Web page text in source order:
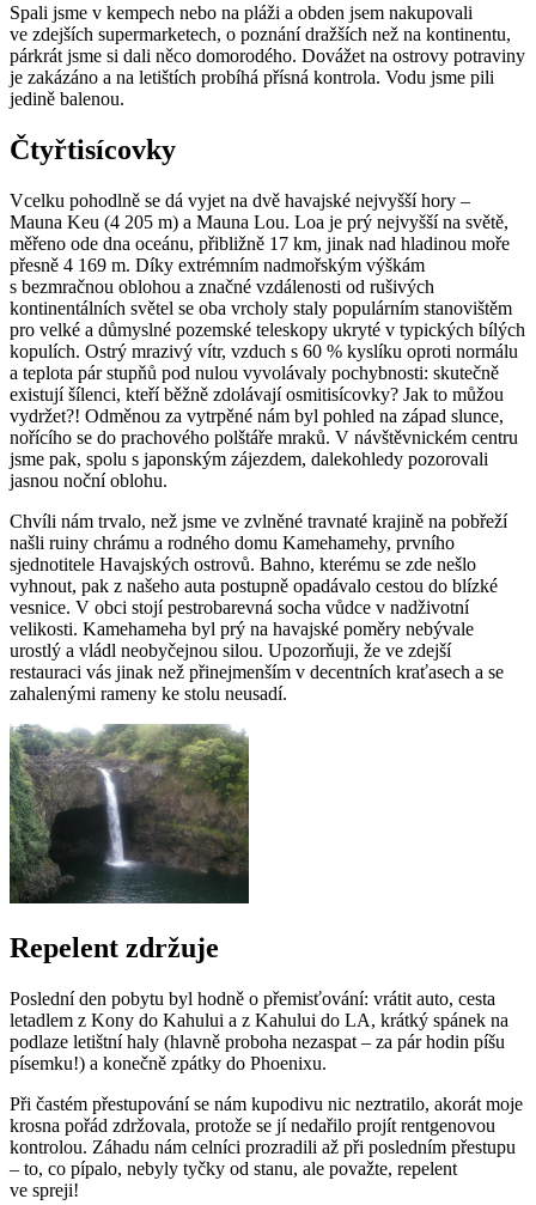
Spali jsme v kempech nebo na pláži a obden jsem nakupovali
ve zdejších supermarketech, o poznání dražších než na kontinentu,
párkrát jsme si dali něco domorodého. Dovážet na ostrovy potraviny
je zakázáno a na letištích probíhá přísná kontrola. Vodu jsme pili
jedině balenou.
Čtyřtisícovky
Vcelku pohodlně se dá vyjet na dvě havajské nejvyšší hory –
Mauna Keu (4 205 m) a Mauna Lou. Loa je prý nejvyšší na světě,
měřeno ode dna oceánu, přibližně 17 km, jinak nad hladinou moře
přesně 4 169 m. Díky extrémním nadmořským výškám
s bezmračnou oblohou a značné vzdálenosti od rušivých
kontinentálních světel se oba vrcholy staly populárním stanovištěm
pro velké a důmyslné pozemské teleskopy ukryté v typických bílých
kopulích. Ostrý mrazivý vítr, vzduch s 60 % kyslíku oproti normálu
a teplota pár stupňů pod nulou vyvolávaly pochybnosti: skutečně
existují šílenci, kteří běžně zdolávají osmitisícovky? Jak to můžou
vydržet?! Odměnou za vytrpěné nám byl pohled na západ slunce,
nořícího se do prachového polštáře mraků. V návštěvnickém centru
jsme pak, spolu s japonským zájezdem, dalekohledy pozorovali
jasnou noční oblohu.
Chvíli nám trvalo, než jsme ve zvlněné travnaté krajině na pobřeží
našli ruiny chrámu a rodného domu Kamehamehy, prvního
sjednotitele Havajských ostrovů. Bahno, kterému se zde nešlo
vyhnout, pak z našeho auta postupně opadávalo cestou do blízké
vesnice. V obci stojí pestrobarevná socha vůdce v nadživotní
velikosti. Kamehameha byl prý na havajské poměry nebývale
urostlý a vládl neobyčejnou silou. Upozorňuji, že ve zdejší
restauraci vás jinak než přinejmenším v decentních kraťasech a se
zahalenými rameny ke stolu neusadí.
Repelent zdržuje
Poslední den pobytu byl hodně o přemisťování: vrátit auto, cesta
letadlem z Kony do Kahului a z Kahului do LA, krátký spánek na
podlaze letištní haly (hlavně proboha nezaspat – za pár hodin píšu
písemku!) a konečně zpátky do Phoenixu.
Při častém přestupování se nám kupodivu nic neztratilo, akorát moje
krosna pořád zdržovala, protože se jí nedařilo projít rentgenovou
kontrolou. Záhadu nám celníci prozradili až při posledním přestupu
– to, co pípalo, nebyly tyčky od stanu, ale považte, repelent
ve spreji!